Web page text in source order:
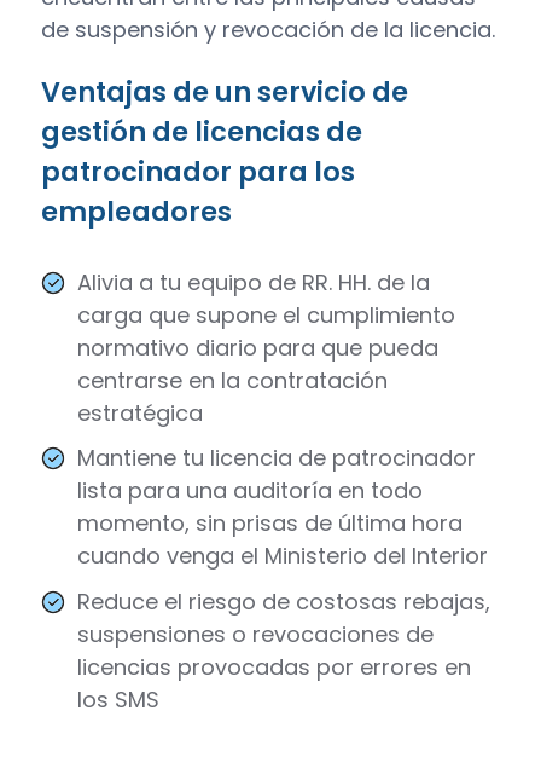
de suspensión y revocación de la licencia.
Ventajas de un servicio de
gestión de licencias de
patrocinador para los
empleadores
Alivia a tu equipo de RR. HH. de la
carga que supone el cumplimiento
normativo diario para que pueda
centrarse en la contratación
estratégica
Mantiene tu licencia de patrocinador
lista para una auditoría en todo
momento, sin prisas de última hora
cuando venga el Ministerio del Interior
Reduce el riesgo de costosas rebajas,
suspensiones o revocaciones de
licencias provocadas por errores en
los SMS